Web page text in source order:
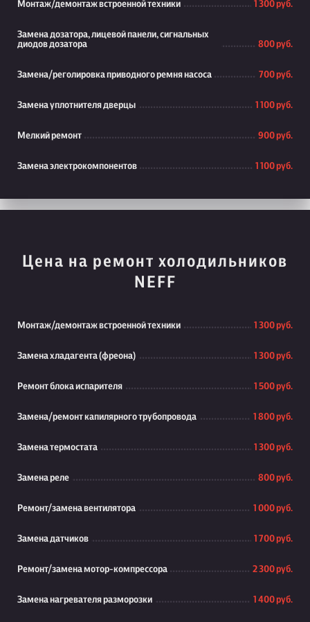
Монтаж/демонтаж встроенной техники 1 300 руб.
Замена дозатора, лицевой панели, сигнальных
диодов дозатора
800 руб.
Замена/реголировка приводного ремня насоса 700 руб.
Замена уплотнителя дверцы 1 100 руб.
Мелкий ремонт 900 руб.
Замена электрокомпонентов 1 100 руб.
Цена на ремонт холодильников
NEFF
Монтаж/демонтаж встроенной техники 1 300 руб.
Замена хладагента (фреона) 1 300 руб.
Ремонт блока испарителя 1 500 руб.
Замена/ремонт капилярного трубопровода 1 800 руб.
Замена термостата 1 300 руб.
Замена реле 800 руб.
Ремонт/замена вентилятора 1 000 руб.
Замена датчиков 1 700 руб.
Ремонт/замена мотор-компрессора 2 300 руб.
Замена нагревателя разморозки 1 400 руб.